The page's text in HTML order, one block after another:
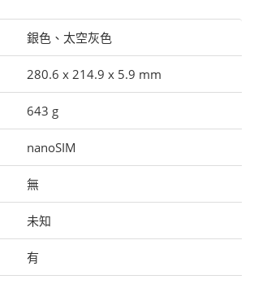
銀色、太空灰色
280.6 x 214.9 x 5.9 mm
643 g
nanoSIM
無
未知
有